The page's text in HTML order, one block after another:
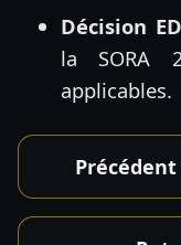
Décision
la SORA
applicables.